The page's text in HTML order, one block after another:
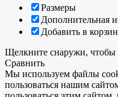
Размеры
Дополнительная
Добавить в
Щелкните снаружи, чтобы
Сравнить
Мы используем файлы
пользоваться нашим